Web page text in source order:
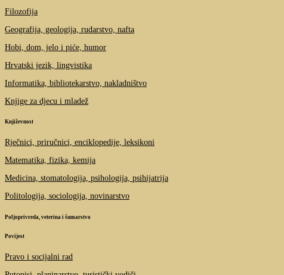
Filozofija
Geografija, geologija, rudarstvo, nafta
Hobi, dom, jelo i piće, humor
Hrvatski jezik, lingvistika
Informatika, bibliotekarstvo, nakladništvo
Knjige za djecu i mladež
Književnost
Rječnici, priručnici, enciklopedije, leksikoni
Matematika, fizika, kemija
Medicina, stomatologija, psihologija, psihijatrija
Politologija, sociologija, novinarstvo
Poljoprivreda, veterina i šumarstvo
Povijest
Pravo i socijalni rad